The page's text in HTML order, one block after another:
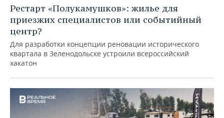
Рестарт «Полукамушков»: жилье для
приезжих специалистов или событийный
центр?
Для разработки концепции реновации исторического
квартала в Зеленодольске устроили всероссийский
хакатон